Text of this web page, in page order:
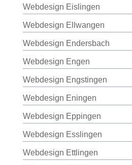
Webdesign Eislingen
Webdesign Ellwangen
Webdesign Endersbach
Webdesign Engen
Webdesign Engstingen
Webdesign Eningen
Webdesign Eppingen
Webdesign Esslingen
Webdesign Ettlingen